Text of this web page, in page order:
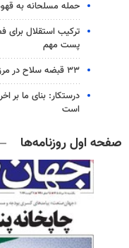
حمله مسلحانه به قهوه‌خانه‌ای
ترکیب استقلال
پست مهم
۳۳ قبضه سلاح در مرزهای آذربایجان‌غربی کشف شد
درستکار: بنای ما بر
است
صفحه اول روزنامه‌ها